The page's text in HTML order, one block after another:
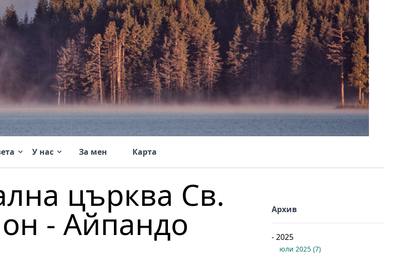
У нас За мен Карта
църква Св.
- Айпандо Архив
-2025
юли 2025 (7)